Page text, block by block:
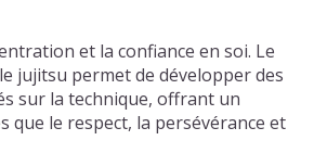
et la confiance en soi. Le
jujitsu permet de développer des
sur la technique, offrant un
que le respect, la persévérance et